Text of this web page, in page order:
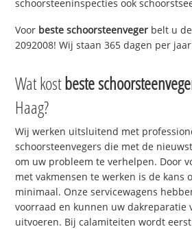
schoorsteeninspecties ook
Voor beste schoorsteenveger belt u
2092008! Wij staan 365 dagen per
Wat kostbeste
Haag?
Wij werken uitsluitend met
schoorsteenvegers die met de
om uw probleem te verhelpen. Door
met vakmensen te werken is de kans
minimaal. Onze servicewagens
voorraad en kunnen uw dakreparatie
uitvoeren. Bij calamiteiten wordt